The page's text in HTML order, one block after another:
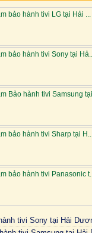
bảo hành tivi LG tại Hải ...
bảo hành tivi Sony tại
Bảo hành tivi Samsung
bảo hành tivi Sharp tại
bảo hành tivi Panasonic
tivi Sony tại Hải